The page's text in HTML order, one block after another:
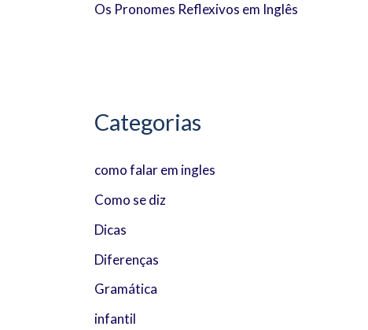
Os Pronomes Reflexivos em Inglês
Categorias
como falar em ingles
Como se diz
Dicas
Diferenças
Gramática
infantil